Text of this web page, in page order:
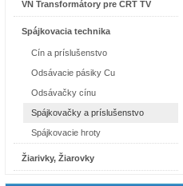
VN Transformátory pre CRT TV
Spájkovacia technika
Cín a príslušenstvo
Odsávacie pásiky Cu
Odsávačky cínu
Spájkovačky a príslušenstvo
Spájkovacie hroty
Žiarivky, Žiarovky